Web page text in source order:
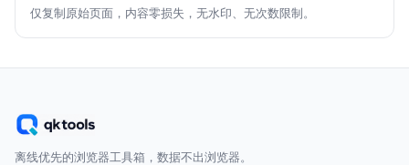
仅复制原始页面，内容零损失，无水印、无次数限制。
离线优先的浏览器工具箱，数据不出浏览器。